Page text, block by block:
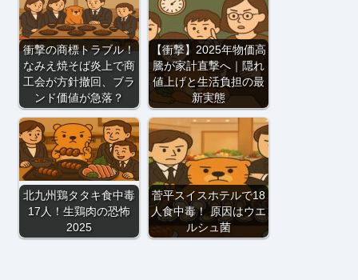
衝撃の商標トラブル！
なみえ焼そば炎上で商
工会が方針撤回、ブラ
ンド価値が急落？
【衝撃】2025年物価高
騰が家計直撃へ｜隠れ
値上げと生活負担の最
新実態
北九州鶏タタキ食中毒
17人！生鶏肉の恐怖
2025
菅平スイスホテルで18
人食中毒！ 原因はウエ
ルシュ菌